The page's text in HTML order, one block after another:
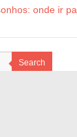
onde ir
Search